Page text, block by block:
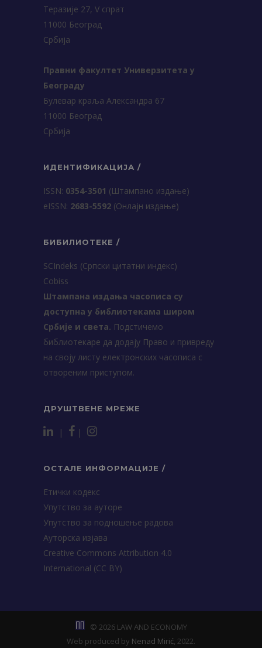
Теразије 27, V спрат
11000 Београд
Србија
Правни факултет Универзитета у
Београду
Булевар краља Александра 67
11000 Београд
Србија
ИДЕНТИФИКАЦИЈА /
ISSN: 0354-3501 (Штампано издање)
еISSN: 2683-5592 (Онлајн издање)
БИБИЛИОТЕКЕ /
SCIndeks (Српски цитатни индекс)
Cobiss
Штампана издања часописа су
доступна у библиотекама широм
Србије и света. Подстичемо
библиотекаре да додају Право и привреду
на своју листу електронских часописа с
отвореним приступом.
ДРУШТВЕНЕ МРЕЖЕ
| |
ОСТАЛЕ ИНФОРМАЦИЈЕ /
Етички кодекс
Упутство за ауторе
Упутство за подношење радова
Ауторска изјава
Creative Commons Attribution 4.0
International (CC BY)
© 2026 LAW AND ECONOMY
Web produced by Nenad Mirić, 2022.